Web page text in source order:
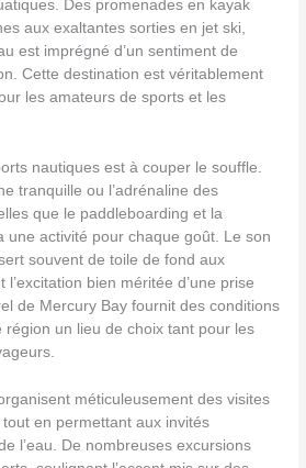
Des promenades en kayak
aux exaltantes sorties en jet ski,
est imprégné d’un sentiment de
Cette destination est véritablement
les amateurs de sports et les
nautiques est à couper le souffle.
tranquille ou l’adrénaline des
que le paddleboarding et la
une activité pour chaque goût. Le son
souvent de toile de fond aux
bien méritée d’une prise
de Mercury Bay fournit des conditions
région un lieu de choix tant pour les
méticuleusement des visites
en permettant aux invités
l’eau. De nombreuses excursions